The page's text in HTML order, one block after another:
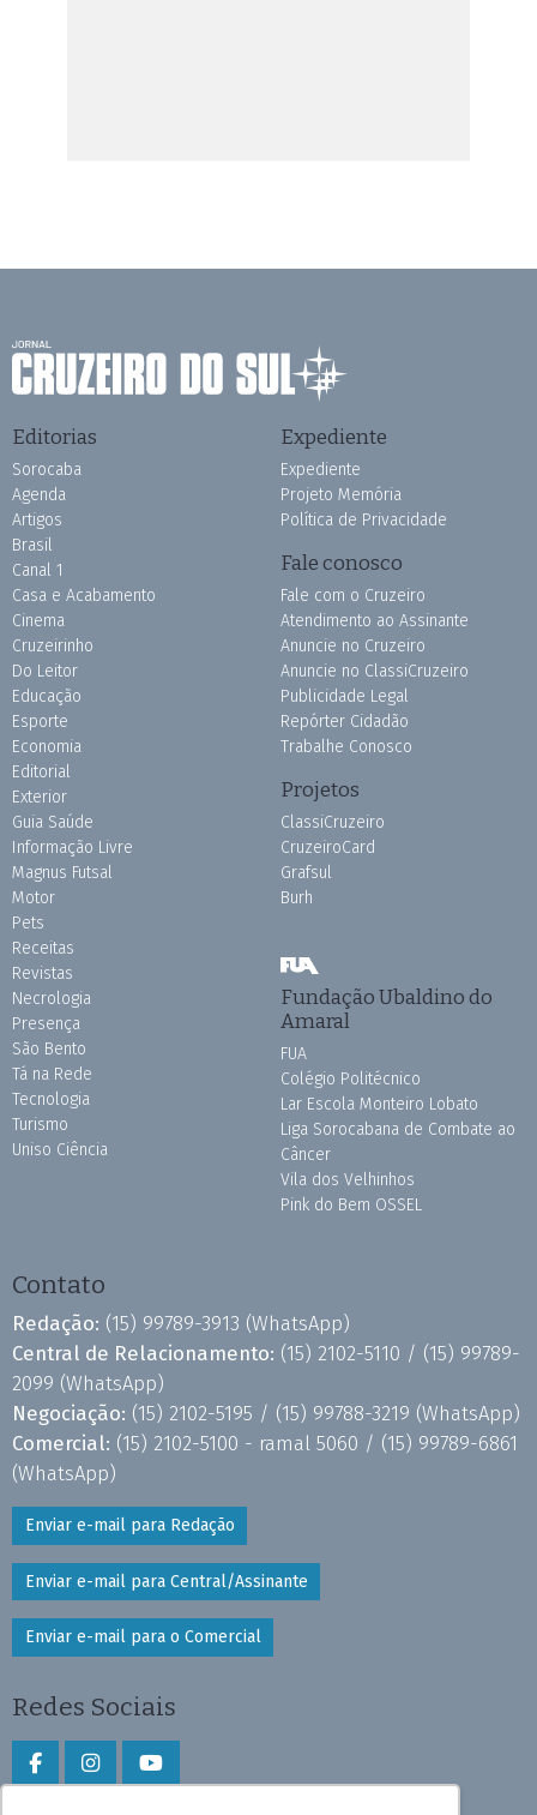
Editorias
Sorocaba
Agenda
Artigos
Brasil
Canal 1
Casa e Acabamento
Cinema
Cruzeirinho
Do Leitor
Educação
Esporte
Economia
Editorial
Exterior
Guia Saúde
Informação Livre
Magnus Futsal
Motor
Pets
Receitas
Revistas
Necrologia
Presença
São Bento
Tá na Rede
Tecnologia
Turismo
Uniso Ciência
Expediente
Expediente
Projeto Memória
Política de Privacidade
Fale conosco
Fale com o Cruzeiro
Atendimento ao Assinante
Anuncie no Cruzeiro
Anuncie no ClassiCruzeiro
Publicidade Legal
Repórter Cidadão
Trabalhe Conosco
Projetos
ClassiCruzeiro
CruzeiroCard
Grafsul
Burh
Fundação Ubaldino do
Amaral
FUA
Colégio Politécnico
Lar Escola Monteiro Lobato
Liga Sorocabana de Combate ao
Câncer
Vila dos Velhinhos
Pink do Bem OSSEL
Contato
Redação: (15) 99789-3913 (WhatsApp)
Central de Relacionamento: (15) 2102-5110 / (15) 99789-
2099 (WhatsApp)
Negociação: (15) 2102-5195 / (15) 99788-3219 (WhatsApp)
Comercial: (15) 2102-5100 - ramal 5060 / (15) 99789-6861
(WhatsApp)
Enviar e-mail para Redação
Enviar e-mail para Central/Assinante
Enviar e-mail para o Comercial
Redes Sociais